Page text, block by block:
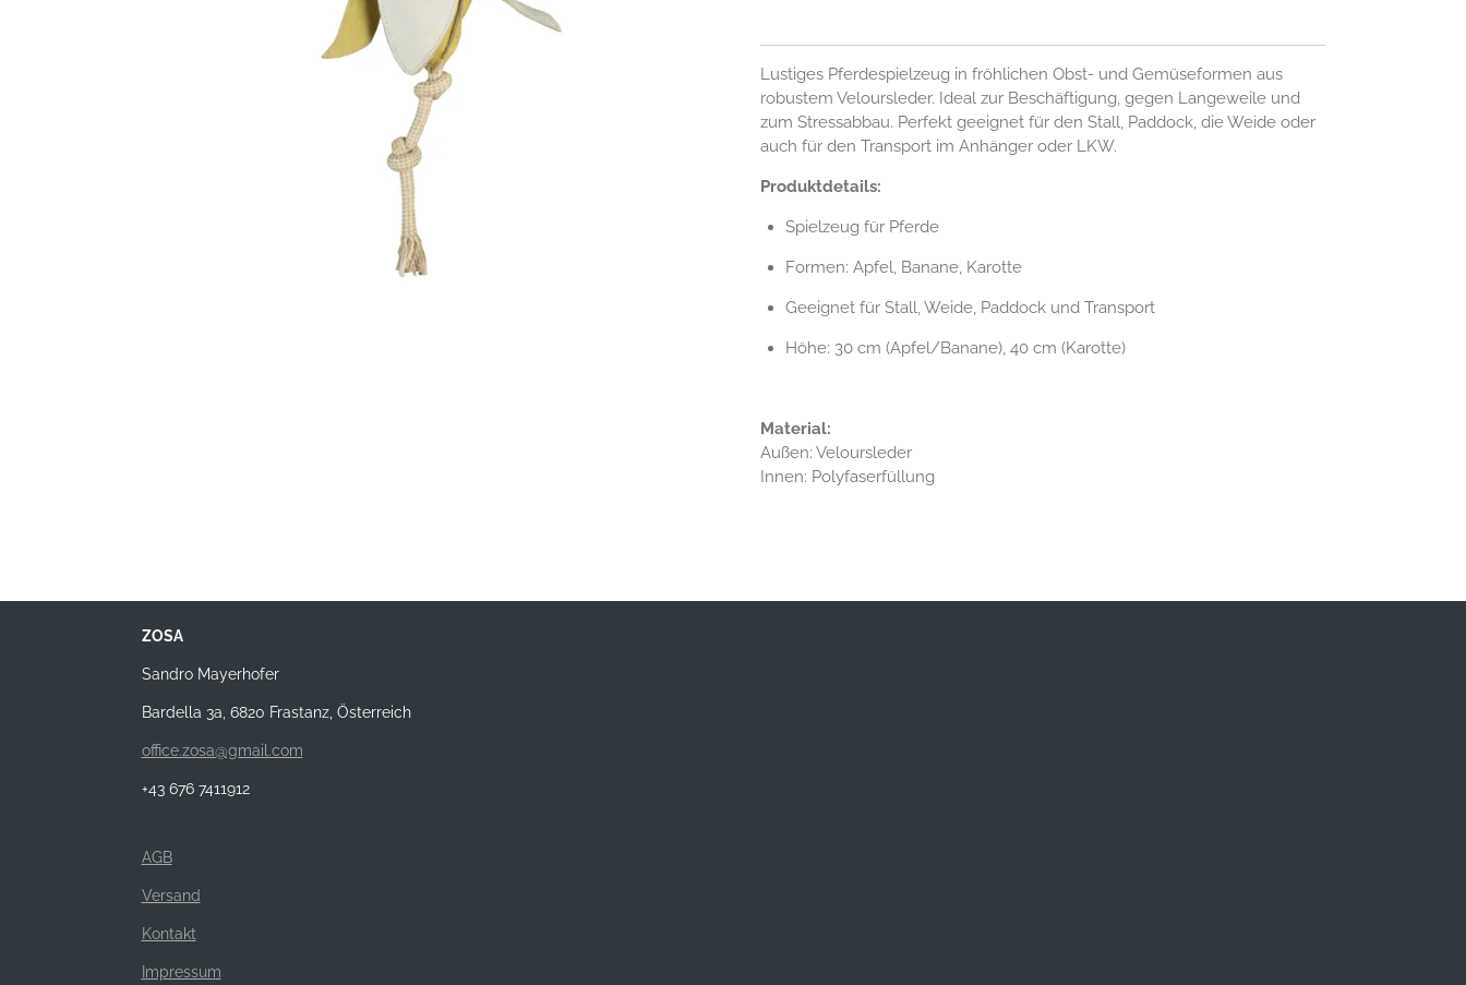
Lustiges Pferdespielzeug in fröhlichen Obst- und Gemüseformen aus
robustem Veloursleder. Ideal zur Beschäftigung, gegen Langeweile und
zum Stressabbau. Perfekt geeignet für den Stall, Paddock, die Weide oder
auch für den Transport im Anhänger oder LKW.
Produktdetails:
Spielzeug für Pferde
Formen: Apfel, Banane, Karotte
Geeignet für Stall, Weide, Paddock und Transport
Höhe: 30 cm (Apfel/Banane), 40 cm (Karotte)
Material:
Außen: Veloursleder
Innen: Polyfaserfüllung
ZOSA
Sandro Mayerhofer
Bardella 3a, 6820 Frastanz, Österreich
office.zosa@gmail.com
+43 676 7411912
AGB
Versand
Kontakt
Impressum